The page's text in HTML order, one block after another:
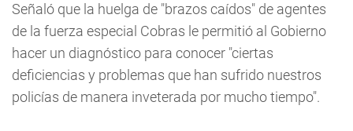
Señaló que la huelga de "brazos caídos" de agentes
de la fuerza especial Cobras le permitió al Gobierno
hacer un diagnóstico para conocer "ciertas
deficiencias y problemas que han sufrido nuestros
policías de manera inveterada por mucho tiempo".